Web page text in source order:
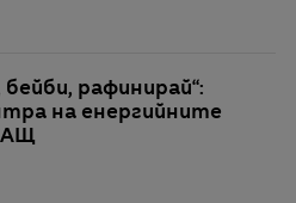
рафинирай“:
на енергийните